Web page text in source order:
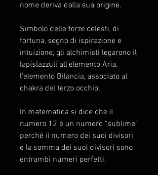
nome deriva dalla sua origine.
Simbolo delle forze celesti, di
fortuna, segno di ispirazione e
intuizione, gli alchimisti legarono il
lapislazzuli all'elemento Aria,
l'elemento Bilancia, associato al
chakra del terzo occhio.
In matematica si dice che il
numero 12 è un numero “sublime”
perché il numero dei suoi divisori
e la somma dei suoi divisori sono
entrambi numeri perfetti.